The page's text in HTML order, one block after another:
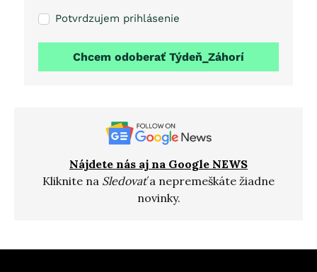
Potvrdzujem prihlásenie
Chcem odoberať Týdeň_Záhorí
Nájdete nás aj na Google NEWS
Kliknite na Sledovaťa nepremeškáte žiadne
novinky.